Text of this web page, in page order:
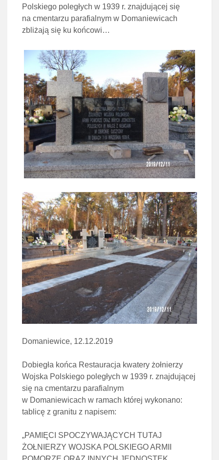
Polskiego poległych w 1939 r. znajdującej się
na cmentarzu parafialnym w Domaniewicach
zbliżają się ku końcowi…
Domaniewice, 12.12.2019
Dobiegła końca Restauracja kwatery żołnierzy
Wojska Polskiego poległych w 1939 r. znajdującej
się na cmentarzu parafialnym
w Domaniewicach w ramach której wykonano:
tablicę z granitu z napisem:
„PAMIĘCI SPOCZYWAJĄCYCH TUTAJ
ŻOŁNIERZY WOJSKA POLSKIEGO ARMII